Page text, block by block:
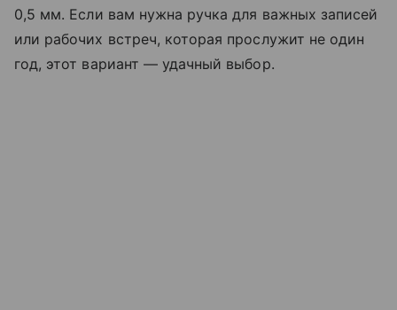
0,5 мм. Если вам нужна ручка для важных записей
или рабочих встреч, которая прослужит не один
год, этот вариант — удачный выбор.